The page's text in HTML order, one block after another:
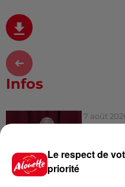
Infos
7 août
est
Le respect de
priorité